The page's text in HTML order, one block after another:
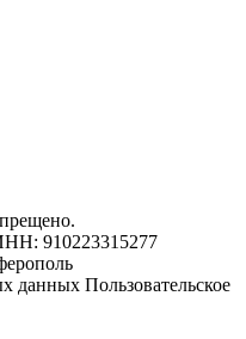
910223315277
данных Пользовательское